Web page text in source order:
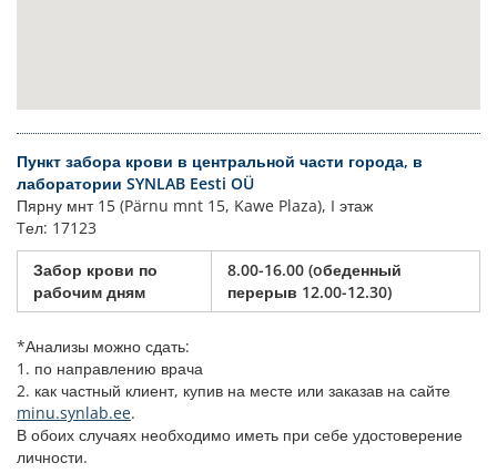
Пункт забора крови в центральной части города, в
лаборатории SYNLAB Eesti OÜ
Пярну мнт 15 (Pärnu mnt 15, Kawe Plaza), I этаж
Tел: 17123
Забор крови по
рабочим дням
8.00-16.00 (oбеденный
перерыв 12.00-12.30)
*Анализы можно сдать:
1. по направлению врача
2. как частный клиент, купив на месте или заказав на сайте
minu.synlab.ee.
В обоих случаях необходимо иметь при себе удостоверение
личности.